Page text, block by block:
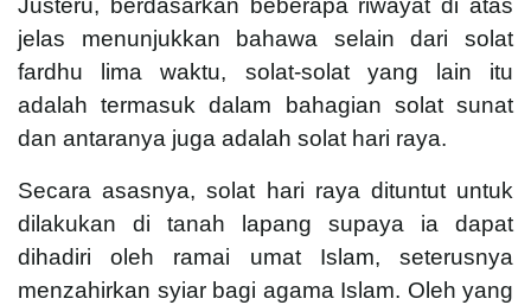
Justeru, berdasarkan beberapa riwayat di atas
jelas menunjukkan bahawa selain dari solat
fardhu lima waktu, solat-solat yang lain itu
adalah termasuk dalam bahagian solat sunat
dan antaranya juga adalah solat hari raya.
Secara asasnya, solat hari raya dituntut untuk
dilakukan di tanah lapang supaya ia dapat
dihadiri oleh ramai umat Islam, seterusnya
menzahirkan syiar bagi agama Islam. Oleh yang